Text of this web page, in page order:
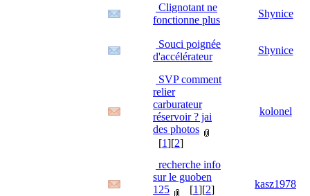
Clignotant ne
fonctionne plus
Shynice
Souci poignée
d'accélérateur
Shynice
SVP comment
relier
carburateur
réservoir ? jai
des photos
[1][2]
kolonel
recherche info
sur le guoben
125
[1][2]
kasz1978